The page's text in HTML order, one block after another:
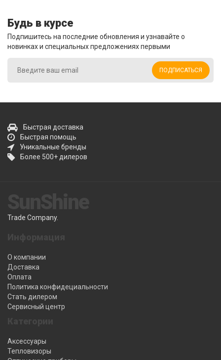
Будь в курсе
Подпишитесь на последние обновления и узнавайте о
новинках и специальных предложениях первыми
ПОДПИСАТЬСЯ
Быстрая доставка
Быстрая помощь
Уникальные бренды
Более 500+ дилеров
Trade Company.
О компании
Доставка
Оплата
Политика конфидециальности
Стать дилером
Сервисный центр
Аксессуары
Тепловизоры